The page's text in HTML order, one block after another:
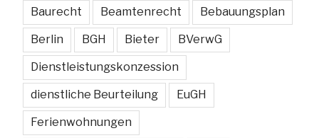
Baurecht Beamtenrecht Bebauungsplan
Berlin BGH Bieter BVerwG
Dienstleistungskonzession
dienstliche Beurteilung EuGH
Ferienwohnungen